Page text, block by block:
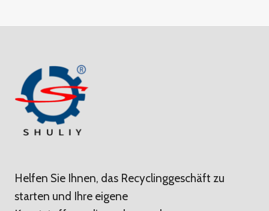
Helfen Sie Ihnen, das Recyclinggeschäft zu
starten und Ihre eigene